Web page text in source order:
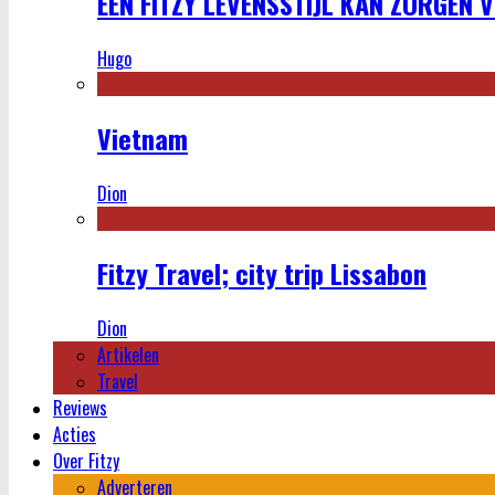
Hugo
Vietnam
Dion
Fitzy Travel; city trip Lissabon
Dion
Artikelen
Travel
Reviews
Acties
Over Fitzy
Adverteren